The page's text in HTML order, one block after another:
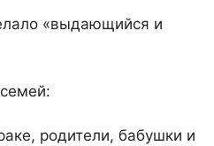
«выдающийся и
родители, бабушки и